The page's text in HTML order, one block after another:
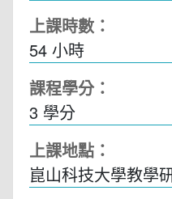
上課時數：
54 小時
課程學分：
3 學分
上課地點：
崑山科技大學教學